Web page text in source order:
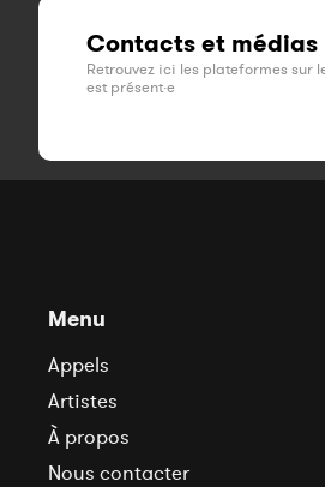
Contacts et médias
Retrouvez ici les plateformes sur
est présent·e
Menu
Appels
Artistes
À propos
Nous contacter